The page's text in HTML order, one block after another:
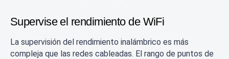
Supervise el rendimiento de WiFi
La supervisión del rendimiento inalámbrico es más
compleja que las redes cableadas. El rango de puntos de